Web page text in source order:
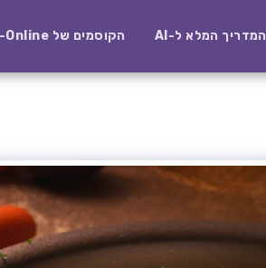
המדריך המלא ל-AI הקוסמים של AI-Online